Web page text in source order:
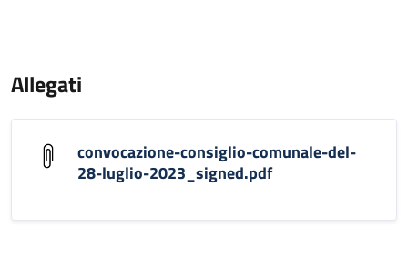
Allegati
convocazione-consiglio-comunale-del-
28-luglio-2023_signed.pdf